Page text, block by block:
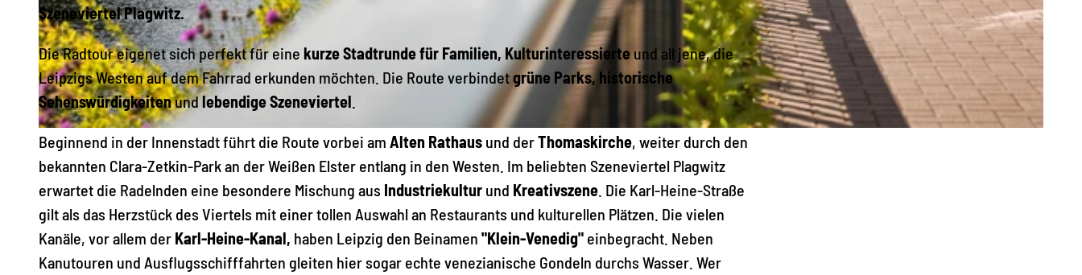
Szeneviertel Plagwitz.
Die Radtour eigenet sich perfekt für eine kurze Stadtrunde für Familien, Kulturinteressierte und all jene, die
Leipzigs Westen auf dem Fahrrad erkunden möchten. Die Route verbindetgrüne Parks, historische
Sehenswürdigkeitenundlebendige Szeneviertel
Beginnend in der Innenstadt führt die Route vorbei am Alten Rathaus und derThomaskirche, weiter durch den
bekannten Clara-Zetkin-Park an der Weißen Elster entlang in den Westen. Im beliebten Szeneviertel Plagwitz
erwartet die Radelnden eine besondere Mischung aus Industriekultur und Kreativszene . Die Karl-Heine-Straße
gilt als das Herzstück des Viertels mit einer tollen Auswahl an Restaurants und kulturellen Plätzen. Die vielen
Kanäle, vor allem der Karl-Heine-Kanal, haben Leipzig den Beinamen "Klein-Venedig" einbegracht. Neben
Kanutouren und Ausflugsschifffahrten gleiten hier sogar echte venezianische Gondeln durchs Wasser. Wer